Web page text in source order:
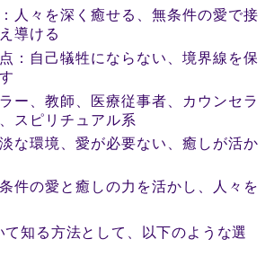
人々を深く癒せる、無条件の愛で接
導ける
：自己犠牲にならない、境界線を保
ー、教師、医療従事者、カウンセラ
スピリチュアル系
な環境、愛が必要ない、癒しが活か
件の愛と癒しの力を活かし、人々を
知る方法として、以下のような選